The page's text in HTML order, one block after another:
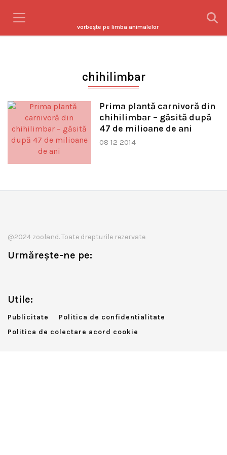
vorbeşte pe limba animalelor
chihilimbar
Prima plantă carnivoră din
chihilimbar – găsită după
47 de milioane de ani
08 12 2014
@2024 zooland. Toate drepturile rezervate
Urmărește-ne pe:
Utile:
Publicitate
Politica de confidentialitate
Politica de colectare acord cookie